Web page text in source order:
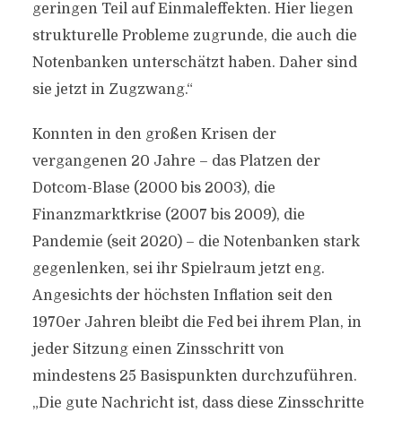
geringen Teil auf Einmaleffekten. Hier liegen
strukturelle Probleme zugrunde, die auch die
Notenbanken unterschätzt haben. Daher sind
sie jetzt in Zugzwang.“
Konnten in den großen Krisen der
vergangenen 20 Jahre – das Platzen der
Dotcom-Blase (2000 bis 2003), die
Finanzmarktkrise (2007 bis 2009), die
Pandemie (seit 2020) – die Notenbanken stark
gegenlenken, sei ihr Spielraum jetzt eng.
Angesichts der höchsten Inflation seit den
1970er Jahren bleibt die Fed bei ihrem Plan, in
jeder Sitzung einen Zinsschritt von
mindestens 25 Basispunkten durchzuführen.
„Die gute Nachricht ist, dass diese Zinsschritte